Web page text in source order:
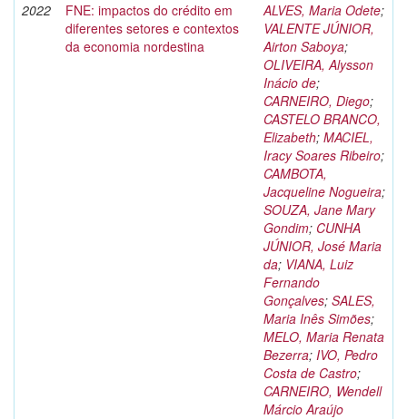
2022
FNE: impactos do crédito em
diferentes setores e contextos
da economia nordestina
ALVES, Maria Odete;
VALENTE JÚNIOR,
Airton Saboya;
OLIVEIRA, Alysson
Inácio de;
CARNEIRO, Diego;
CASTELO BRANCO,
Elizabeth; MACIEL,
Iracy Soares Ribeiro;
CAMBOTA,
Jacqueline Nogueira;
SOUZA, Jane Mary
Gondim; CUNHA
JÚNIOR, José Maria
da; VIANA, Luiz
Fernando
Gonçalves; SALES,
Maria Inês Simões;
MELO, Maria Renata
Bezerra; IVO, Pedro
Costa de Castro;
CARNEIRO, Wendell
Márcio Araújo